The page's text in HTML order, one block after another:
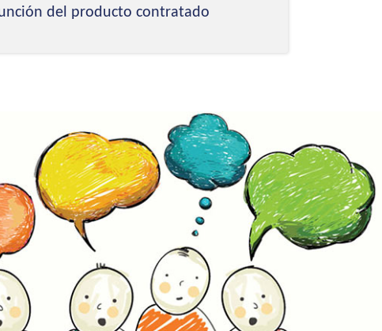
del producto contratado